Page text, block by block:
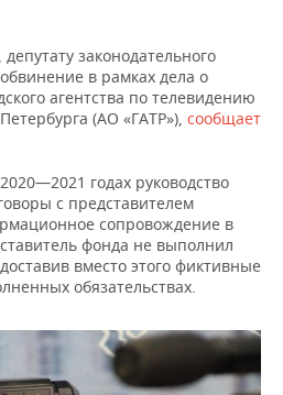
законодательного
в рамках дела о
агентства по телевидению
(АО «ГАТР»), сообщает
годах руководство
с представителем
сопровождение в
фонда не выполнил
вместо этого фиктивные
обязательствах.